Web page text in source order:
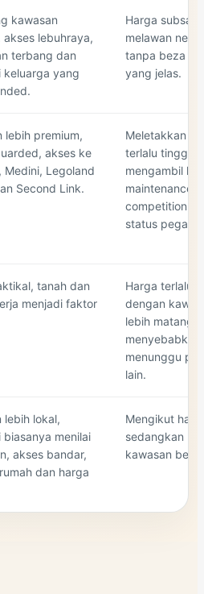
kawasan
akses lebuhraya,
terbang dan
keluarga yang
Harga subsale
melawan new
tanpa beza
yang jelas.
lebih premium,
akses ke
Medini, Legoland
Second Link.
Meletakkan
terlalu tinggi
mengambil
maintenance,
competition
status
tanah dan
menjadi faktor
Harga terlalu
dengan
lebih matang
menunggu
lain.
lebih lokal,
biasanya menilai
akses bandar,
dan harga
Mengikut
sedangkan
kawasan